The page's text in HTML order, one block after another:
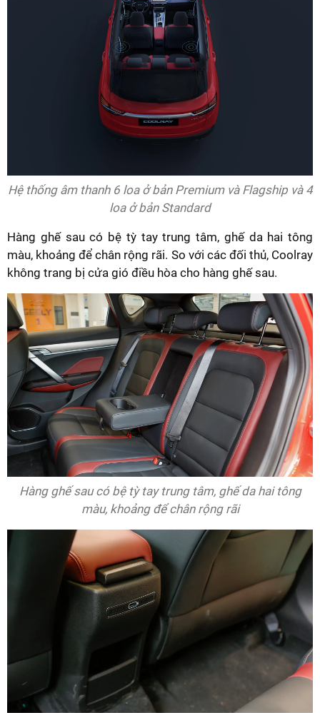
Hệ thống âm thanh 6 loa ở bản Premium và Flagship và 4
loa ở bản Standard
Hàng ghế sau có bệ tỳ tay trung tâm, ghế da hai tông
màu, khoảng để chân rộng rãi. So với các đối thủ, Coolray
không trang bị cửa gió điều hòa cho hàng ghế sau.
Hàng ghế sau có bệ tỳ tay trung tâm, ghế da hai tông
màu, khoảng để chân rộng rãi